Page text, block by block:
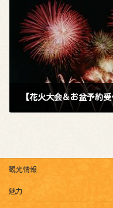
【花火大会＆お盆予約
2026年7月10日
観光情報
魅力